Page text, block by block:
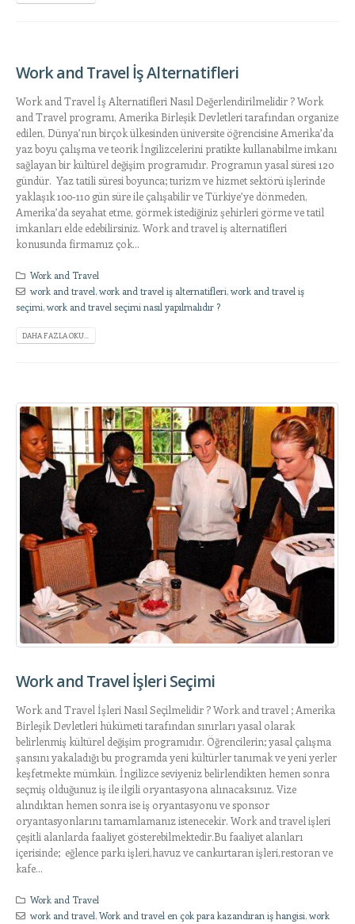
Work and Travel İş Alternatifleri
Work and Travel İş Alternatifleri Nasıl Değerlendirilmelidir ? Work
and Travel programı, Amerika Birleşik Devletleri tarafından organize
edilen, Dünya’nın birçok ülkesinden üniversite öğrencisine Amerika’da
yaz boyu çalışma ve teorik İngilizcelerini pratikte kullanabilme imkanı
sağlayan bir kültürel değişim programıdır. Programın yasal süresi 120
gündür. Yaz tatili süresi boyunca; turizm ve hizmet sektörü işlerinde
yaklaşık 100-110 gün süre ile çalışabilir ve Türkiye’ye dönmeden,
Amerika’da seyahat etme, görmek istediğiniz şehirleri görme ve tatil
imkanları elde edebilirsiniz. Work and travel iş alternatifleri
konusunda firmamız çok...
Work and Travel
work and travel,work and travel iş alternatifleri,work and travel iş
seçimi,work and travel seçimi nasıl yapılmalıdır ?
DAHA FAZLA OKU...
Work and Travel İşleri Seçimi
Work and Travel İşleri Nasıl Seçilmelidir ? Work and travel ; Amerika
Birleşik Devletleri hükümeti tarafından sınırları yasal olarak
belirlenmiş kültürel değişim programıdır. Öğrencilerin; yasal çalışma
şansını yakaladığı bu programda yeni kültürler tanımak ve yeni yerler
keşfetmekte mümkün. İngilizce seviyeniz belirlendikten hemen sonra
seçmiş olduğunuz iş ile ilgili oryantasyona alınacaksınız. Vize
alındıktan hemen sonra ise iş oryantasyonu ve sponsor
oryantasyonlarını tamamlamanız istenecekir. Work and travel işleri
çeşitli alanlarda faaliyet gösterebilmektedir.Bu faaliyet alanları
içerisinde; eğlence parkı işleri,havuz ve cankurtaran işleri,restoran ve
kafe...
Work and Travel
work and travel,Work and travel en çok para kazandıran iş hangisi,work